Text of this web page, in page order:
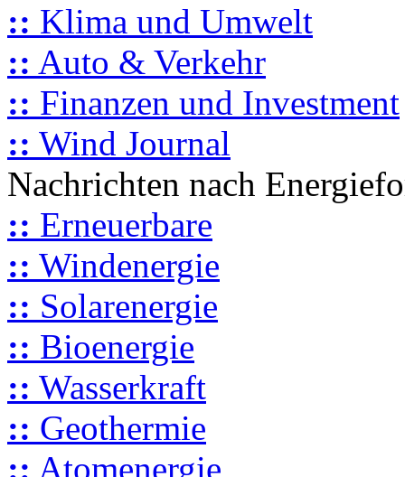
:: Klima und Umwelt
:: Auto & Verkehr
:: Finanzen und Investment
:: Wind Journal
Nachrichten nach
:: Erneuerbare
:: Windenergie
:: Solarenergie
:: Bioenergie
:: Wasserkraft
:: Geothermie
:: Atomenergie